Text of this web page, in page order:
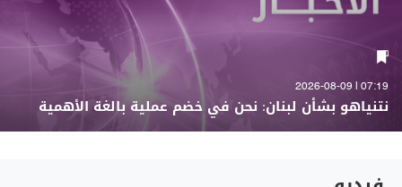
07:19 | 2026-08-09
نتنياهو بشأن لبنان: نحن في خضم عملية بالغة الأهمية